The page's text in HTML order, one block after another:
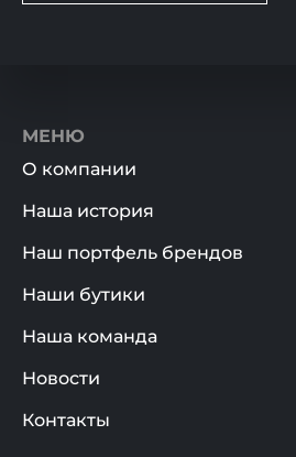
МЕНЮ
О компании
Наша история
Наш портфель брендов
Наши бутики
Наша команда
Новости
Контакты